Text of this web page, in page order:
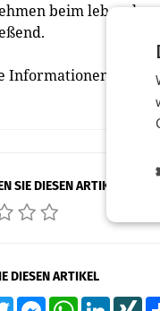
beim
Informationen zu
SIE DIESEN ARTIKEL
DIESEN ARTIKEL
Twitter MessengerWhatsAppLinkedIn